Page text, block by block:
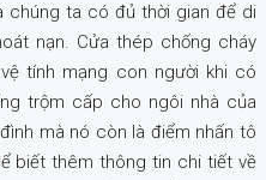
chúng ta có đủ thời gian để di
nạn. Cửa thép chống cháy
tính mạng con người khi có
trộm cấp cho ngôi nhà của
mà nó còn là điểm nhấn tô
biết thêm thông tin chi tiết về